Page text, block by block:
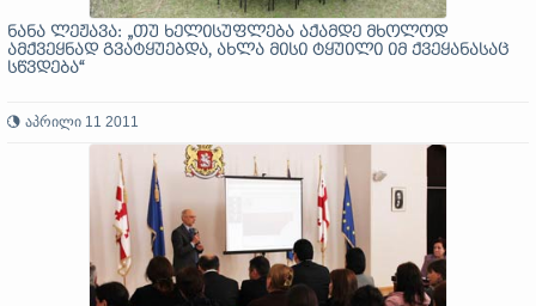
ნანა ლეჟავა: „თუ ხელისუფლება აქამდე მხოლოდ
ამქვეყნად გვატყუებდა, ახლა მისი ტყუილი იმ ქვეყანასაც
სწვდება“
აპრილი 11 2011